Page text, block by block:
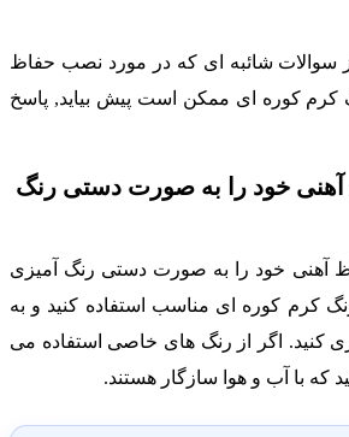
شائبه ای که در مورد نصب حفاظ
کوره ای ممکن است پیش بیاید, پاسخ
خود را به صورت دستی رنگ
آهنی خود را به صورت دستی رنگ آمیزی
کرم کوره ای مناسب استفاده کنید و به
اگر از رنگ های خاصی استفاده می
با آب و هوا سازگار هستند.